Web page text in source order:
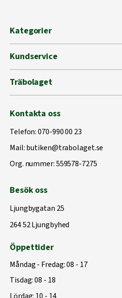
Kategorier
Kundservice
Träbolaget
Kontakta oss
Telefon:070-990 00 23
Mail:butiken@trabolaget.se
Org. nummer: 559578-7275
Besök oss
Ljungbygatan 25
264 52 Ljungbyhed
Öppettider
Måndag - Fredag: 08 - 17
Tisdag: 08 - 18